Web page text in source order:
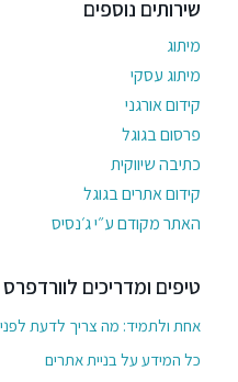
שירותים נוספים
מיתוג
מיתוג עסקי
קידום אורגני
פרסום בגוגל
כתיבה שיווקית
קידום אתרים בגוגל
האתר מקודם ע״י ג׳נסיס
טיפים ומדריכים לוורדפרס
אחת ולתמיד: מה צריך לדעת
כל המידע על בניית אתרים